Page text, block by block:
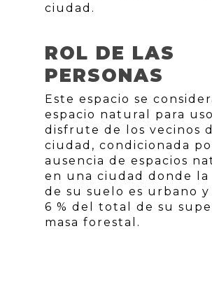
ciudad.
ROL DE LAS
PERSONAS
Este espacio se
espacio natural para
disfrute de los vecinos
ciudad, condicionada
ausencia de espacios
en una ciudad donde la
de su suelo es urbano
6 % del total de su
masa forestal.